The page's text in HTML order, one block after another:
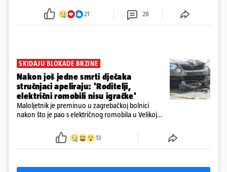
tamošnji liječnici ne vjeruju u oporavak: 'Imamo
21 28
SKIDAJU BLOKADE BRZINE
Nakon još jedne smrti dječaka
stručnjaci apeliraju: 'Roditelji,
električni romobili nisu igračke'
Maloljetnik je preminuo u zagrebačkoj bolnici
nakon što je pao s električnog romobila u Velikoj
13